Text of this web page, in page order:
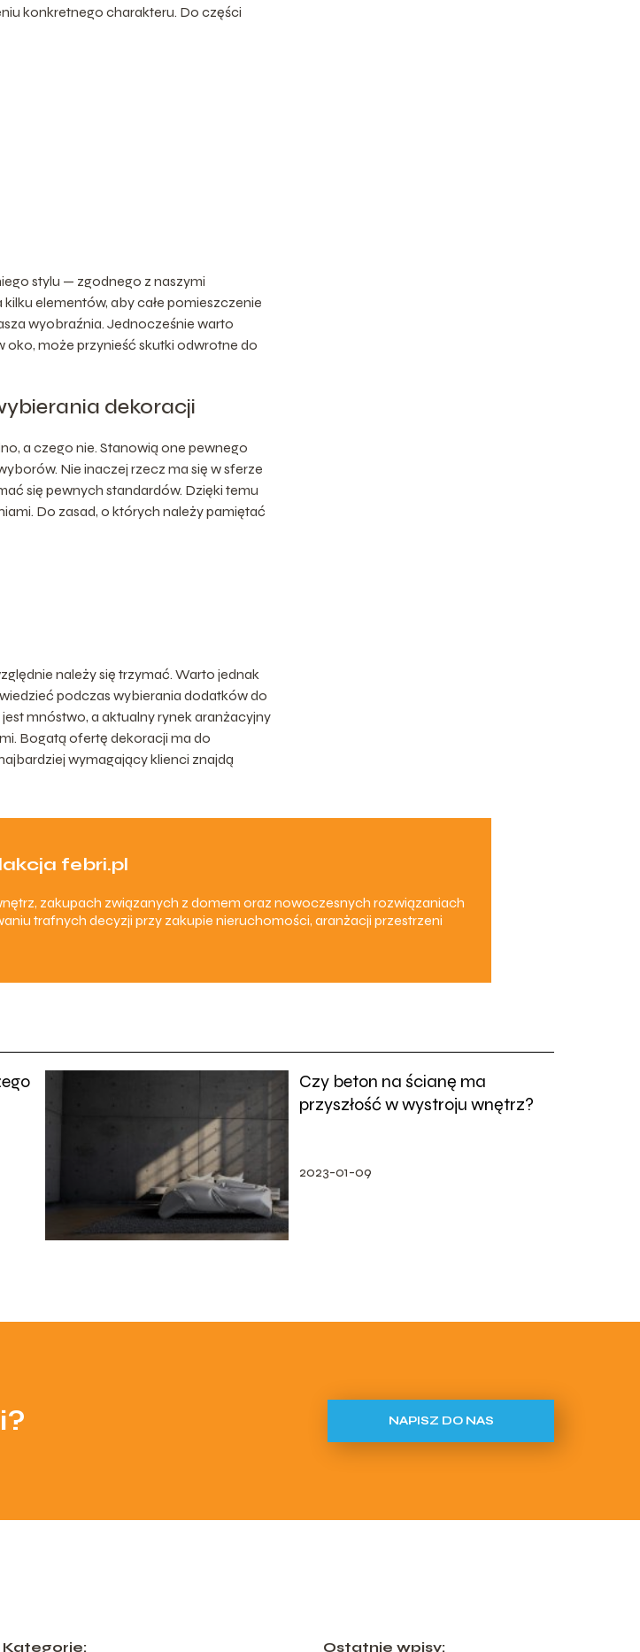
konkretnego charakteru. Do części
stylu — zgodnego z naszymi
elementów, aby całe pomieszczenie
wyobraźnia. Jednocześnie warto
oko, może przynieść skutki odwrotne do
dekoracji
a czego nie. Stanowią one pewnego
Nie inaczej rzecz ma się w sferze
się pewnych standardów. Dzięki temu
Do zasad, o których należy pamiętać
należy się trzymać. Warto jednak
podczas wybierania dodatków do
mnóstwo, a aktualny rynek aranżacyjny
Bogatą ofertę dekoracji ma do
wymagający klienci znajdą
febri.pl
zakupach związanych z domem oraz nowoczesnych rozwiązaniach
trafnych decyzji przy zakupie nieruchomości, aranżacji przestrzeni
Czy beton na ścianę ma
przyszłość w wystroju wnętrz?
2023-01-09
NAPISZ DO NAS
Kategorie: Ostatnie wpisy: